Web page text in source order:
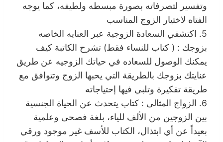
وتفسير لتصرفاته بصورة مبسطه ولطيفه، كما يوجه
الفتاه لاختيار الزوج المناسب
5. اكتشفي السعادة الزوجية عبر العنايه الخاصه
بزوجك : ( كتاب للنساء فقط) تشرح الكاتبة كيف
يمكنك الوصول للسعاده في حياتك الزوجيه عن طريق
عنايتك بزوجك بالطريقة التي يحبها الزوج وتتوافق مع
طريقة تفكيرة وتلبي فيها إحتياجاته
6. الزواج المثالى : كتاب يتحدث عن الحياة الجنسية
بين الزوجين من الألف للياء، بلغة فصحى وعلمية
بعيداً عن أي ابتذال، الكتاب للأسف غير موجود ورقي